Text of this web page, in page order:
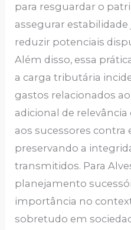
para resguardar o
assegurar
reduzir potenciais
Além disso, essa
a carga tributária
gastos relacionados
adicional de
aos sucessores contra
preservando a
transmitidos. Para
planejamento
importância no
sobretudo em